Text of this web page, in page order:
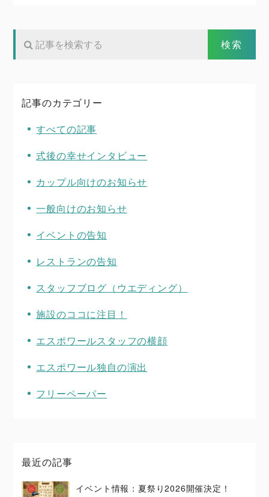
記事のカテゴリー
すべての記事
式後の幸せインタビュー
カップル向けのお知らせ
一般向けのお知らせ
イベントの告知
レストランの告知
スタッフブログ（ウエディング）
施設のココに注目！
エスポワールスタッフの横顔
エスポワール独自の演出
フリーペーパー
最近の記事
イベント情報：夏祭り2026開催決定！